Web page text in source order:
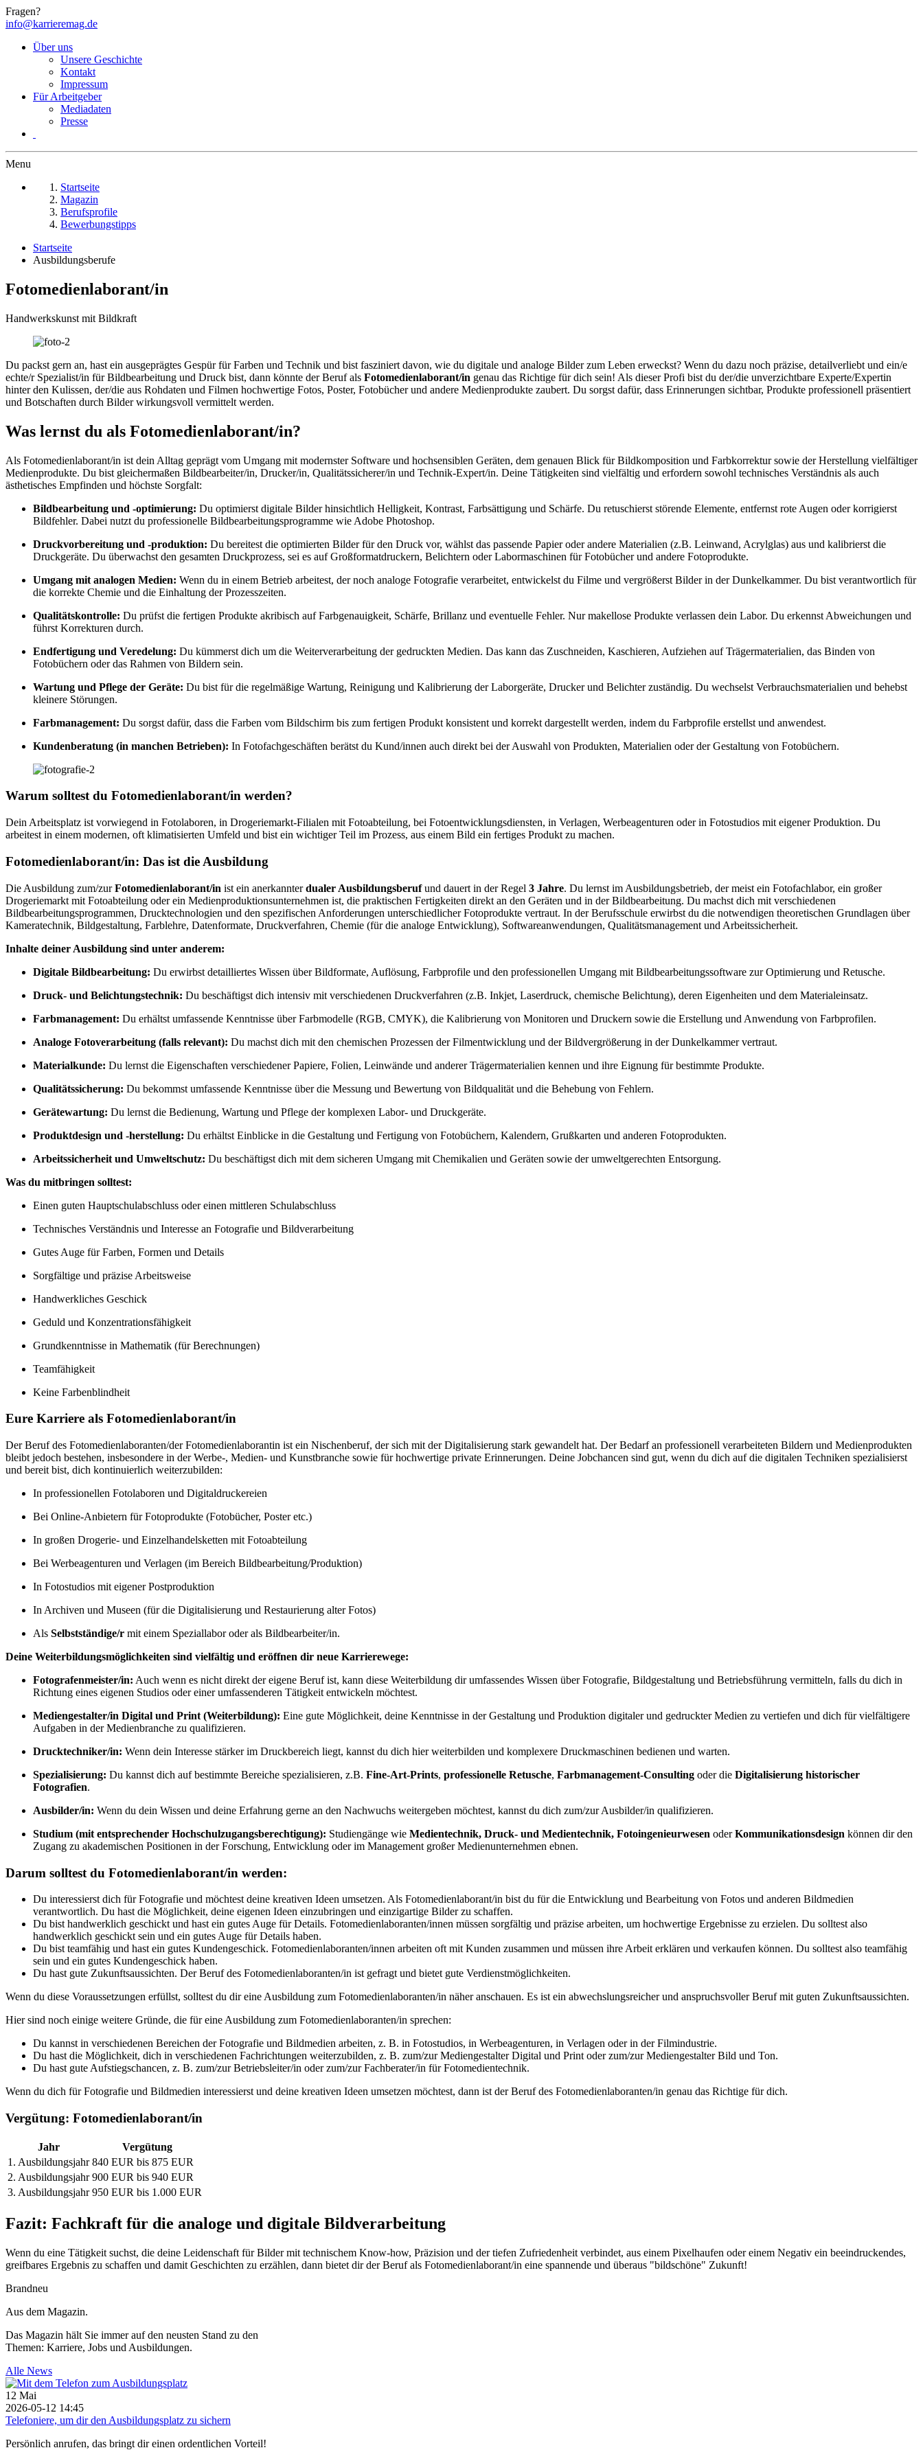
Fragen?
info@karrieremag.de
Über uns
Unsere Geschichte
Kontakt
Impressum
Für Arbeitgeber
Mediadaten
Presse
Menu
Startseite
Magazin
Berufsprofile
Bewerbungstipps
Startseite
Ausbildungsberufe
Fotomedienlaborant/in
Handwerkskunst mit Bildkraft
Du packst gern an, hast ein ausgeprägtes Gespür für Farben und Technik und bist fasziniert davon, wie du digitale und analoge Bilder zum Leben erweckst? Wenn du dazu noch präzise, detailverliebt und ein/e
echte/r Spezialist/in für Bildbearbeitung und Druck bist, dann könnte der Beruf als Fotomedienlaborant/in genau das Richtige für dich sein! Als dieser Profi bist du der/die unverzichtbare Experte/Expertin
hinter den Kulissen, der/die aus Rohdaten und Filmen hochwertige Fotos, Poster, Fotobücher und andere Medienprodukte zaubert. Du sorgst dafür, dass Erinnerungen sichtbar, Produkte professionell präsentiert
und Botschaften durch Bilder wirkungsvoll vermittelt werden.
Was lernst du als Fotomedienlaborant/in?
Als Fotomedienlaborant/in ist dein Alltag geprägt vom Umgang mit modernster Software und hochsensiblen Geräten, dem genauen Blick für Bildkomposition und Farbkorrektur sowie der Herstellung vielfältiger
Medienprodukte. Du bist gleichermaßen Bildbearbeiter/in, Drucker/in, Qualitätssicherer/in und Technik-Expert/in. Deine Tätigkeiten sind vielfältig und erfordern sowohl technisches Verständnis als auch
ästhetisches Empfinden und höchste Sorgfalt:
Bildbearbeitung und -optimierung: Du optimierst digitale Bilder hinsichtlich Helligkeit, Kontrast, Farbsättigung und Schärfe. Du retuschierst störende Elemente, entfernst rote Augen oder korrigierst
Bildfehler. Dabei nutzt du professionelle Bildbearbeitungsprogramme wie Adobe Photoshop.
Druckvorbereitung und -produktion: Du bereitest die optimierten Bilder für den Druck vor, wählst das passende Papier oder andere Materialien (z.B. Leinwand, Acrylglas) aus und kalibrierst die
Druckgeräte. Du überwachst den gesamten Druckprozess, sei es auf Großformatdruckern, Belichtern oder Labormaschinen für Fotobücher und andere Fotoprodukte.
Umgang mit analogen Medien: Wenn du in einem Betrieb arbeitest, der noch analoge Fotografie verarbeitet, entwickelst du Filme und vergrößerst Bilder in der Dunkelkammer. Du bist verantwortlich für
die korrekte Chemie und die Einhaltung der Prozesszeiten.
Qualitätskontrolle: Du prüfst die fertigen Produkte akribisch auf Farbgenauigkeit, Schärfe, Brillanz und eventuelle Fehler. Nur makellose Produkte verlassen dein Labor. Du erkennst Abweichungen und
führst Korrekturen durch.
Endfertigung und Veredelung: Du kümmerst dich um die Weiterverarbeitung der gedruckten Medien. Das kann das Zuschneiden, Kaschieren, Aufziehen auf Trägermaterialien, das Binden von
Fotobüchern oder das Rahmen von Bildern sein.
Wartung und Pflege der Geräte: Du bist für die regelmäßige Wartung, Reinigung und Kalibrierung der Laborgeräte, Drucker und Belichter zuständig. Du wechselst Verbrauchsmaterialien und behebst
kleinere Störungen.
Farbmanagement: Du sorgst dafür, dass die Farben vom Bildschirm bis zum fertigen Produkt konsistent und korrekt dargestellt werden, indem du Farbprofile erstellst und anwendest.
Kundenberatung (in manchen Betrieben): In Fotofachgeschäften berätst du Kund/innen auch direkt bei der Auswahl von Produkten, Materialien oder der Gestaltung von Fotobüchern.
Warum solltest du Fotomedienlaborant/in werden?
Dein Arbeitsplatz ist vorwiegend in Fotolaboren, in Drogeriemarkt-Filialen mit Fotoabteilung, bei Fotoentwicklungsdiensten, in Verlagen, Werbeagenturen oder in Fotostudios mit eigener Produktion. Du
arbeitest in einem modernen, oft klimatisierten Umfeld und bist ein wichtiger Teil im Prozess, aus einem Bild ein fertiges Produkt zu machen.
Fotomedienlaborant/in: Das ist die Ausbildung
Die Ausbildung zum/zurFotomedienlaborant/in ist ein anerkannterdualer Ausbildungsberufund dauert in der Regel 3 Jahre. Du lernst im Ausbildungsbetrieb, der meist ein Fotofachlabor, ein großer
Drogeriemarkt mit Fotoabteilung oder ein Medienproduktionsunternehmen ist, die praktischen Fertigkeiten direkt an den Geräten und in der Bildbearbeitung. Du machst dich mit verschiedenen
Bildbearbeitungsprogrammen, Drucktechnologien und den spezifischen Anforderungen unterschiedlicher Fotoprodukte vertraut. In der Berufsschule erwirbst du die notwendigen theoretischen Grundlagen über
Kameratechnik, Bildgestaltung, Farblehre, Datenformate, Druckverfahren, Chemie (für die analoge Entwicklung), Softwareanwendungen, Qualitätsmanagement und Arbeitssicherheit.
Inhalte deiner Ausbildung sind unter anderem:
Digitale Bildbearbeitung: Du erwirbst detailliertes Wissen über Bildformate, Auflösung, Farbprofile und den professionellen Umgang mit Bildbearbeitungssoftware zur Optimierung und Retusche.
Druck- und Belichtungstechnik: Du beschäftigst dich intensiv mit verschiedenen Druckverfahren (z.B. Inkjet, Laserdruck, chemische Belichtung), deren Eigenheiten und dem Materialeinsatz.
Farbmanagement: Du erhältst umfassende Kenntnisse über Farbmodelle (RGB, CMYK), die Kalibrierung von Monitoren und Druckern sowie die Erstellung und Anwendung von Farbprofilen.
Analoge Fotoverarbeitung (falls relevant): Du machst dich mit den chemischen Prozessen der Filmentwicklung und der Bildvergrößerung in der Dunkelkammer vertraut.
Materialkunde: Du lernst die Eigenschaften verschiedener Papiere, Folien, Leinwände und anderer Trägermaterialien kennen und ihre Eignung für bestimmte Produkte.
Qualitätssicherung: Du bekommst umfassende Kenntnisse über die Messung und Bewertung von Bildqualität und die Behebung von Fehlern.
Gerätewartung: Du lernst die Bedienung, Wartung und Pflege der komplexen Labor- und Druckgeräte.
Produktdesign und -herstellung: Du erhältst Einblicke in die Gestaltung und Fertigung von Fotobüchern, Kalendern, Grußkarten und anderen Fotoprodukten.
Arbeitssicherheit und Umweltschutz: Du beschäftigst dich mit dem sicheren Umgang mit Chemikalien und Geräten sowie der umweltgerechten Entsorgung.
Was du mitbringen solltest:
Einen guten Hauptschulabschluss oder einen mittleren Schulabschluss
Technisches Verständnis und Interesse an Fotografie und Bildverarbeitung
Gutes Auge für Farben, Formen und Details
Sorgfältige und präzise Arbeitsweise
Handwerkliches Geschick
Geduld und Konzentrationsfähigkeit
Grundkenntnisse in Mathematik (für Berechnungen)
Teamfähigkeit
Keine Farbenblindheit
Eure Karriere als Fotomedienlaborant/in
Der Beruf des Fotomedienlaboranten/der Fotomedienlaborantin ist ein Nischenberuf, der sich mit der Digitalisierung stark gewandelt hat. Der Bedarf an professionell verarbeiteten Bildern und Medienprodukten
bleibt jedoch bestehen, insbesondere in der Werbe-, Medien- und Kunstbranche sowie für hochwertige private Erinnerungen. Deine Jobchancen sind gut, wenn du dich auf die digitalen Techniken spezialisierst
und bereit bist, dich kontinuierlich weiterzubilden:
In professionellen Fotolaboren und Digitaldruckereien
Bei Online-Anbietern für Fotoprodukte (Fotobücher, Poster etc.)
In großen Drogerie- und Einzelhandelsketten mit Fotoabteilung
Bei Werbeagenturen und Verlagen (im Bereich Bildbearbeitung/Produktion)
In Fotostudios mit eigener Postproduktion
In Archiven und Museen (für die Digitalisierung und Restaurierung alter Fotos)
Als Selbstständige/r mit einem Speziallabor oder als Bildbearbeiter/in.
Deine Weiterbildungsmöglichkeiten sind vielfältig und eröffnen dir neue Karrierewege:
Fotografenmeister/in: Auch wenn es nicht direkt der eigene Beruf ist, kann diese Weiterbildung dir umfassendes Wissen über Fotografie, Bildgestaltung und Betriebsführung vermitteln, falls du dich in
Richtung eines eigenen Studios oder einer umfassenderen Tätigkeit entwickeln möchtest.
Mediengestalter/in Digital und Print (Weiterbildung): Eine gute Möglichkeit, deine Kenntnisse in der Gestaltung und Produktion digitaler und gedruckter Medien zu vertiefen und dich für vielfältigere
Aufgaben in der Medienbranche zu qualifizieren.
Drucktechniker/in: Wenn dein Interesse stärker im Druckbereich liegt, kannst du dich hier weiterbilden und komplexere Druckmaschinen bedienen und warten.
Spezialisierung: Du kannst dich auf bestimmte Bereiche spezialisieren, z.B. Fine-Art-Prints, professionelle Retusche, Farbmanagement-Consulting oder die Digitalisierung historischer
Fotografien.
Ausbilder/in: Wenn du dein Wissen und deine Erfahrung gerne an den Nachwuchs weitergeben möchtest, kannst du dich zum/zur Ausbilder/in qualifizieren.
Studium (mit entsprechender Hochschulzugangsberechtigung): Studiengänge wie Medientechnik, Druck- und Medientechnik, Fotoingenieurwesen oderKommunikationsdesign können dir den
Zugang zu akademischen Positionen in der Forschung, Entwicklung oder im Management großer Medienunternehmen ebnen.
Darum solltest du Fotomedienlaborant/in werden:
Du interessierst dich für Fotografie und möchtest deine kreativen Ideen umsetzen. Als Fotomedienlaborant/in bist du für die Entwicklung und Bearbeitung von Fotos und anderen Bildmedien
verantwortlich. Du hast die Möglichkeit, deine eigenen Ideen einzubringen und einzigartige Bilder zu schaffen.
Du bist handwerklich geschickt und hast ein gutes Auge für Details. Fotomedienlaboranten/innen müssen sorgfältig und präzise arbeiten, um hochwertige Ergebnisse zu erzielen. Du solltest also
handwerklich geschickt sein und ein gutes Auge für Details haben.
Du bist teamfähig und hast ein gutes Kundengeschick. Fotomedienlaboranten/innen arbeiten oft mit Kunden zusammen und müssen ihre Arbeit erklären und verkaufen können. Du solltest also teamfähig
sein und ein gutes Kundengeschick haben.
Du hast gute Zukunftsaussichten. Der Beruf des Fotomedienlaboranten/in ist gefragt und bietet gute Verdienstmöglichkeiten.
Wenn du diese Voraussetzungen erfüllst, solltest du dir eine Ausbildung zum Fotomedienlaboranten/in näher anschauen. Es ist ein abwechslungsreicher und anspruchsvoller Beruf mit guten Zukunftsaussichten.
Hier sind noch einige weitere Gründe, die für eine Ausbildung zum Fotomedienlaboranten/in sprechen:
Du kannst in verschiedenen Bereichen der Fotografie und Bildmedien arbeiten, z. B. in Fotostudios, in Werbeagenturen, in Verlagen oder in der Filmindustrie.
Du hast die Möglichkeit, dich in verschiedenen Fachrichtungen weiterzubilden, z. B. zum/zur Mediengestalter Digital und Print oder zum/zur Mediengestalter Bild und Ton.
Du hast gute Aufstiegschancen, z. B. zum/zur Betriebsleiter/in oder zum/zur Fachberater/in für Fotomedientechnik.
Wenn du dich für Fotografie und Bildmedien interessierst und deine kreativen Ideen umsetzen möchtest, dann ist der Beruf des Fotomedienlaboranten/in genau das Richtige für dich.
Vergütung: Fotomedienlaborant/in
Jahr
Vergütung
1. Ausbildungsjahr 840 EUR bis 875 EUR
2. Ausbildungsjahr 900 EUR bis 940 EUR
3. Ausbildungsjahr 950 EUR bis 1.000 EUR
Fazit: Fachkraft für die analoge und digitale Bildverarbeitung
Wenn du eine Tätigkeit suchst, die deine Leidenschaft für Bilder mit technischem Know-how, Präzision und der tiefen Zufriedenheit verbindet, aus einem Pixelhaufen oder einem Negativ ein beeindruckendes,
greifbares Ergebnis zu schaffen und damit Geschichten zu erzählen, dann bietet dir der Beruf als Fotomedienlaborant/in eine spannende und überaus "bildschöne" Zukunft!
Brandneu
Aus dem Magazin.
Das Magazin hält Sie immer auf den neusten Stand zu den
Themen: Karriere, Jobs und Ausbildungen.
Alle News
12 Mai
2026-05-12 14:45
Telefoniere, um dir den Ausbildungsplatz zu sichern
Persönlich anrufen, das bringt dir einen ordentlichen Vorteil!